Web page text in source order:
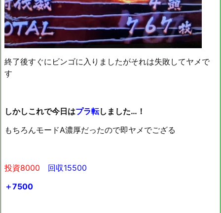
終了後すぐにビンゴに入りましたがそれは失敗してヤメで
す
しかしこれで今日はプラ転しました…！
もちろんモードA濃厚だったので即ヤメでござる
投資8000 回収15500
＋7500